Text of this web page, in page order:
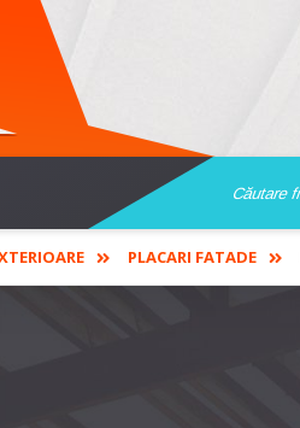
PLACARI FATADE